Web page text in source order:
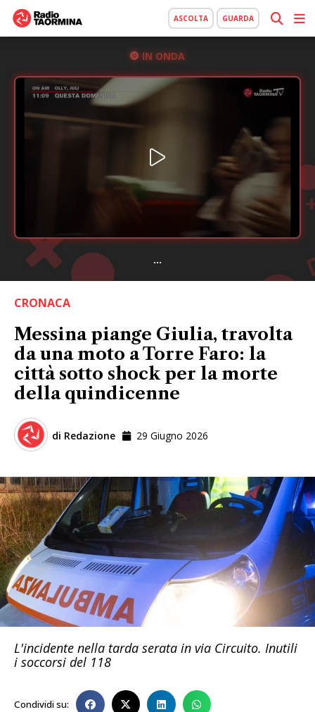
ASCOLTA GUARDA
IN ONDA
...
CRONACA
Messina piange Giulia, travolta
da una moto a Torre Faro: la
città sotto shock per la morte
della quindicenne
di Redazione 29 Giugno 2026
L'incidente nella tarda serata in via Circuito. Inutili
i soccorsi del 118
Condividi su: